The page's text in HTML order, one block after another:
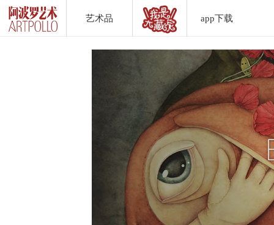
艺术品 app下载
DownLoad